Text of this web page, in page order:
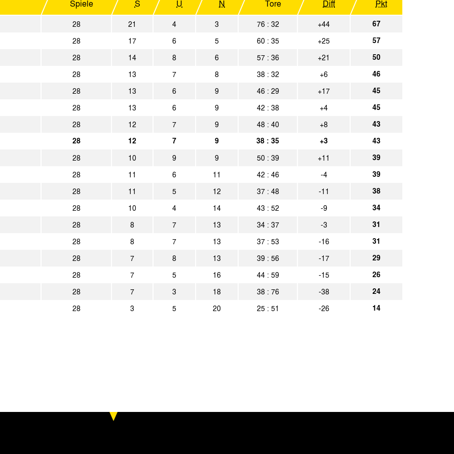
Alemannia Aachen 3:0 SG Wattenscheid 09 Spielbericht
SC Wiedenbrück 0:2 Alemannia Aachen Spielbericht
0:0
Fortuna Köln 1:0 Alemannia Aachen
Spielbericht
1. FC Köln U19 2:3 Alemannia Aachen
Spielbericht
3:1 Spielbericht
Alemannia Aachen 2:1 SV Straelen Spielbericht
SV Lippstadt 08 1:1 Alemannia Aachen Spielbericht
Alemannia Aachen 0:1 FC Schalke 04 II Spielbericht
Spiele S U N Tore Diff Pkt
28 21 4 3 76 : 32 +44 67
28 17 6 5 60 : 35 +25 57
28 14 8 6 57 : 36 +21 50
28 13 7 8 38 : 32 +6 46
28 13 6 9 46 : 29 +17 45
28 13 6 9 42 : 38 +4 45
28 12 7 9 48 : 40 +8
43
28 12 7 9 38 : 35 +3 43
28 10 9 9 50 : 39 +11 39
28 11 6 11 42 : 46 -4 39
28 11 5 12 37 : 48 -11 38
28 10 4 14 43 : 52 -9 34
28 8 7 13 34 : 37 -3 31
28 8 7 13 37 : 53 -16 31
28 7 8 13 39 : 56 -17 29
28 7 5 16 44 : 59 -15 26
28 7 3 18 38 : 76 -38 24
28 3 5 20 25 : 51 -26 14